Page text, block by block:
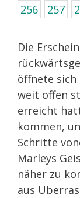
256
257
Die
öffnete sich
weit offen
erreicht
kommen,
Schritte
Marleys
näher zu
aus